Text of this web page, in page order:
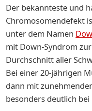
Der bekannteste und
Chromosomendefekt
unter dem Namen
mit Down-Syndrom
Durchschnitt aller
Bei einer 20-jährigen
dann mit
besonders deutlich